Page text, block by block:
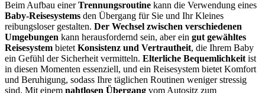
Beim Aufbau einerTrennungsroutine kann die Verwendung eines
Baby-Reisesystems den Übergang für Sie und Ihr Kleines
reibungsloser gestalten. Der Wechsel zwischen verschiedenen
Umgebungen kann herausfordernd sein, aber ein gut gewähltes
Reisesystem bietet Konsistenz und Vertrautheit, die Ihrem Baby
ein Gefühl der Sicherheit vermitteln. Elterliche Bequemlichkeit ist
in diesen Momenten essenziell, und ein Reisesystem bietet Komfort
und Beruhigung, sodass Ihre täglichen Routinen weniger stressig
sind. Mit einem nahtlosen Übergang vom Autositz zum